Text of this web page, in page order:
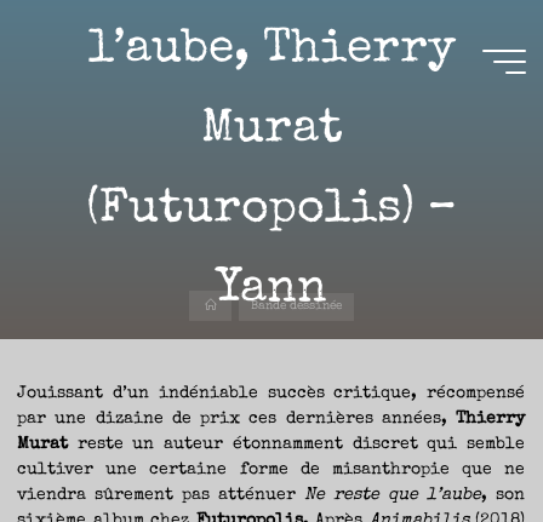
Aire(s)
Libre(s)
SUR
L’ACTUALITÉ
LITTÉRAIRE
SANS
COURIR
EN
APRÈS
LES
NOUVEAUTÉS.
S’AUTORISER
LES
l’aube, Thierry
Murat
(Futuropolis) –
Yann
Nicolas
AccueilBande dessinée
Jouissant d’un indéniable succès critique, récompensé
par une dizaine de prix ces dernières années,Thierry
Muratreste un auteur étonnamment discret qui semble
cultiver une certaine forme de misanthropie que ne
viendra sûrement pas atténuerNe reste que l’aube, son